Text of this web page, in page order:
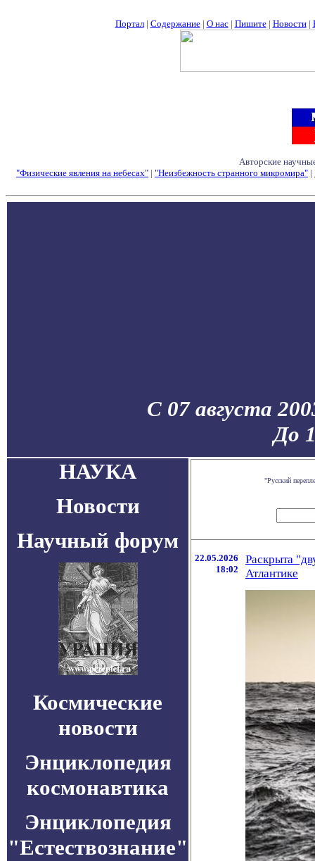
Портал| Содержание| О нас| Пишите| Новости|
Авторские
"Физические явления на небесах" | "Неизбежность странного микромира" |
С 07 августа
До
НАУКА
Новости
Научный форум
Космические
новости
Энциклопедия
космонавтика
Энциклопедия
"Естествознание"
"Русский
22.05.2026
18:02
Раскрыта
Атлантике